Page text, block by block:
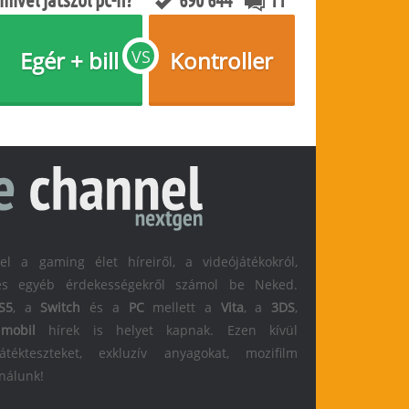
VS
Egér + bill Kontroller
a gaming élet híreiről, a videójátékokról,
egyéb érdekességekről számol be Neked.
, a Switch és a PCmellett a Vita, a 3DS,
mobil hírek is helyet kapnak. Ezen kívül
exkluzív anyagokat, mozifilm